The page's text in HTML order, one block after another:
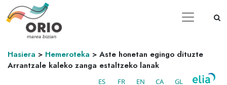
Hasiera > Hemeroteka > Aste honetan egingo dituzte
Arrantzale kaleko zanga estaltzeko lanak
ES FR EN CA GL